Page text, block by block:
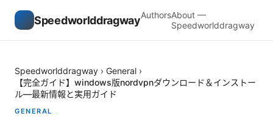
SpeedworlddragwayAuthorsAbout —
Speedworlddragway
Speedworlddragway › General ›
【完全ガイド】windows版nordvpnダウンロード＆インストー
ル—最新情報と実用ガイド
GENERAL